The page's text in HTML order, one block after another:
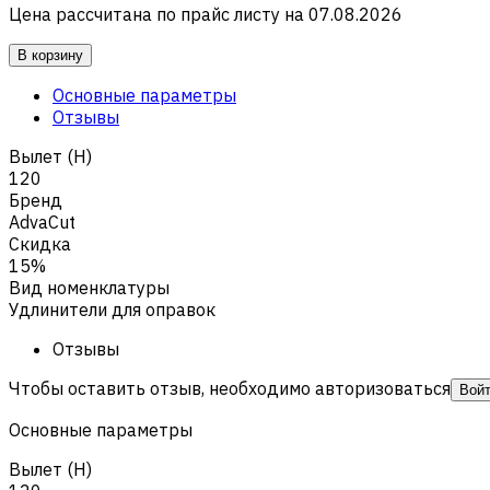
Цена рассчитана по прайс листу на 07.08.2026
В корзину
Основные параметры
Отзывы
Вылет (H)
120
Бренд
AdvaCut
Скидка
15%
Вид номенклатуры
Удлинители для оправок
Отзывы
Чтобы оставить отзыв, необходимо авторизоваться
Основные параметры
Вылет (H)